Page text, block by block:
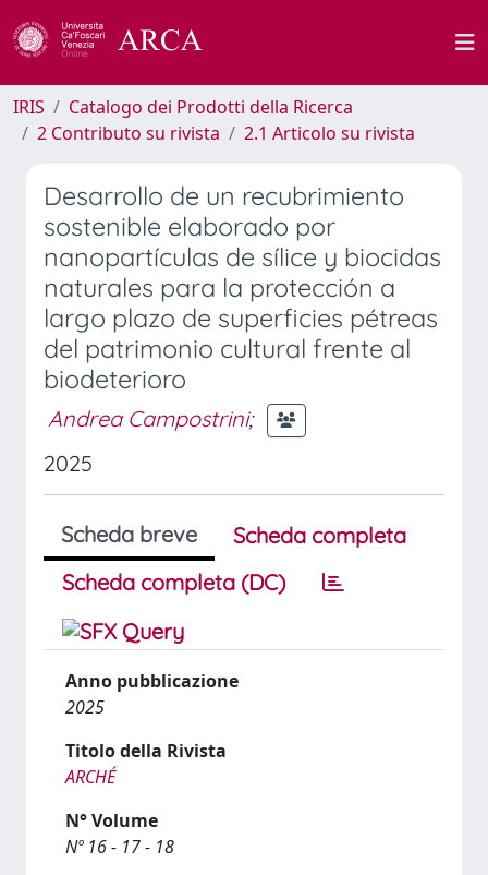
IRIS
Catalogo dei Prodotti della Ricerca
2 Contributo su rivista
2.1 Articolo su rivista
Desarrollo de un recubrimiento
sostenible elaborado por
nanopartículas de sílice y biocidas
naturales para la protección a
largo plazo de superficies pétreas
del patrimonio cultural frente al
biodeterioro
Andrea Campostrini;
2025
Scheda breve
Scheda completa
Scheda completa (DC)
Anno pubblicazione
2025
Titolo della Rivista
ARCHÉ
N° Volume
Nº 16 - 17 - 18